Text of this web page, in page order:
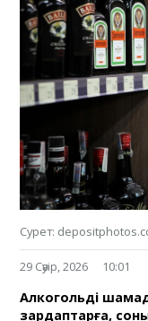
Сурет:
29 Сәуір, 2026 10:01
Алкогольді
зардаптарға,